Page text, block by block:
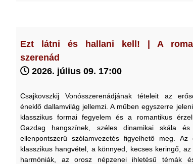
Ezt látni és hallani kell! | A
szerenád
2026. július 09. 17:00
Csajkovszkij Vonósszerenádjának tételeit az
éneklő dallamvilág jellemzi. A műben egyszerre
klasszikus formai fegyelem és a romantikus
Gazdag hangszínek, széles dinamikai skála és
ellenpontszerű szólamvezetés figyelhető meg. Az
klasszikus hangvétel, a könnyed, kecses keringő,
harmóniák, az orosz népzenei ihletésű témák